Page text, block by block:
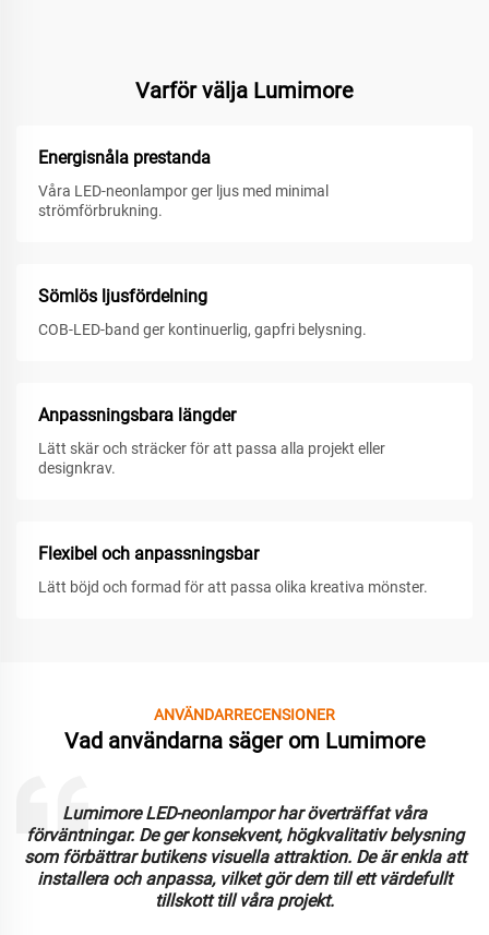
Varför välja Lumimore
Energisnåla prestanda
Våra LED-neonlampor ger ljus med minimal
strömförbrukning.
Sömlös ljusfördelning
COB-LED-band ger kontinuerlig, gapfri belysning.
Anpassningsbara längder
Lätt skär och sträcker för att passa alla projekt eller
designkrav.
Flexibel och anpassningsbar
Lätt böjd och formad för att passa olika kreativa mönster.
ANVÄNDARRECENSIONER
Vad användarna säger om Lumimore
Lumimore LED-neonlampor har överträffat våra
förväntningar. De ger konsekvent, högkvalitativ belysning
som förbättrar butikens visuella attraktion. De är enkla att
installera och anpassa, vilket gör dem till ett värdefullt
tillskott till våra projekt.